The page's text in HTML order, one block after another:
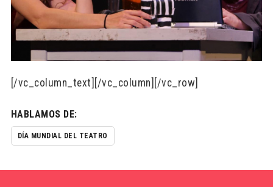
[/vc_column_text][/vc_column][/vc_row]
HABLAMOS DE:
DÍA MUNDIAL DEL TEATRO